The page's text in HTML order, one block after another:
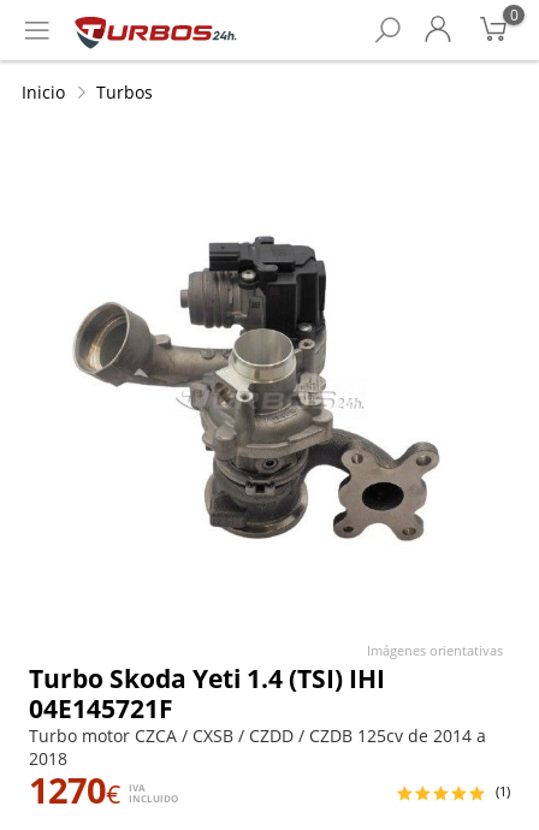
0
Inicio Turbos
Turbo Skoda Yeti 1.4 (TSI) IHI
04E145721F
Turbo motor CZCA / CXSB / CZDD / CZDB 125cv de 2014 a
2018
1270€
IVA
INCLUIDO
(1)
Imágenes orientativas